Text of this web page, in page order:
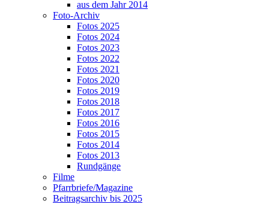
aus dem Jahr 2014
Foto-Archiv
Fotos 2025
Fotos 2024
Fotos 2023
Fotos 2022
Fotos 2021
Fotos 2020
Fotos 2019
Fotos 2018
Fotos 2017
Fotos 2016
Fotos 2015
Fotos 2014
Fotos 2013
Rundgänge
Filme
Pfarrbriefe/Magazine
Beitragsarchiv bis 2025